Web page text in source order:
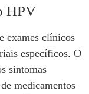
HPV
exames clínicos
específicos. O
sintomas
medicamentos